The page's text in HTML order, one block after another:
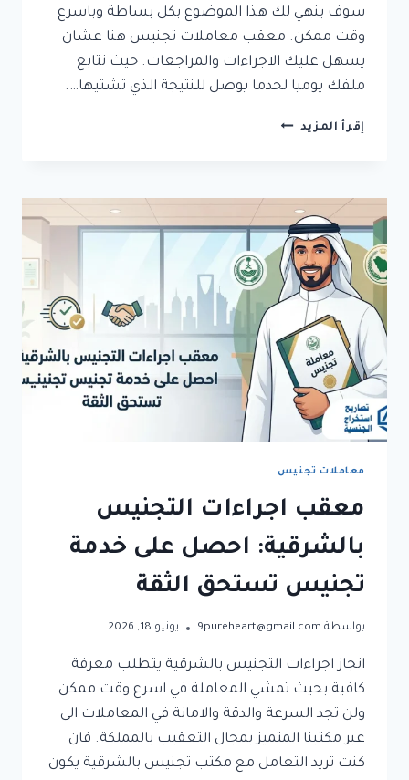
سوف ينهي لك هذا الموضوع بكل بساطة وباسرع
وقت ممكن. معقب معاملات تجنيس هنا عشان
يسهل عليك الاجراءات والمراجعات. حيث نتابع
ملفك يوميا لحدما يوصل للنتيجة الذي تشتيها….
إقرأ المزيد معقب
انجاز
سريع
ومضمون
لمعاملتك
معاملات تجنيس
معقب اجراءات التجنيس
بالشرقية: احصل على خدمة
تجنيس تستحق الثقة
بواسطة 9pureheart@gmail.com يونيو 18, 2026
انجاز اجراءات التجنيس بالشرقية يتطلب معرفة
كافية بحيث تمشي المعاملة في اسرع وقت ممكن.
ولن تجد السرعة والدقة والامانة في المعاملات الى
عبر مكتبنا المتميز بمجال التعقيب بالمملكة. فان
كنت تريد التعامل مع مكتب تجنيس بالشرقية يكون